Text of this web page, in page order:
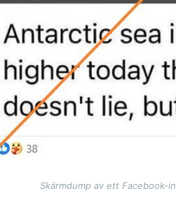
Skärmdump av ett Facebook-